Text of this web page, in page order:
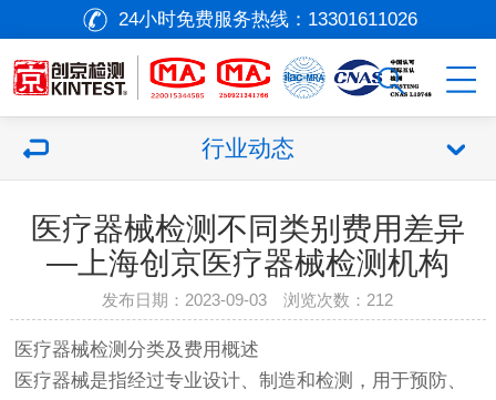
24小时免费服务热线： 13301611026
行业动态
医疗器械检测不同类别费用差异
—上海创京医疗器械检测机构
发布日期：2023-09-03 浏览次数： 212
医疗器械检测分类及费用概述
医疗器械是指经过专业设计、制造和检测，用于预防、